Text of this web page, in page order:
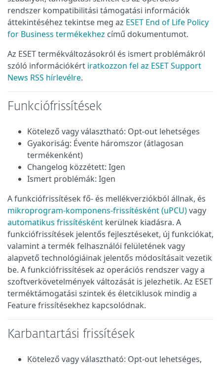
rendszer kompatibilitási támogatási információk
áttekintéséhez tekintse meg az ESET End of Life Policy
for Business termékekhez című dokumentumot.
Az ESET termékváltozásokról és ismert problémákról
szóló információkért iratkozzon fel az ESET Support
News RSS hírlevélre.
Funkciófrissítések
Kötelező vagy választható: Opt-out lehetséges
Gyakoriság: Évente háromszor (átlagosan
termékenként)
Changelog közzétett: Igen
Ismert problémák: Igen
A funkciófrissítések fő- és mellékverziókból állnak, és
mikroprogram-komponens-frissítésként (uPCU)vagy
automatikus frissítésként kerülnek kiadásra. A
funkciófrissítések jelentős fejlesztéseket, új funkciókat,
valamint a termék felhasználói felületének vagy
alapvető technológiáinak jelentős módosításait vezetik
be. A funkciófrissítések az operációs rendszer vagy a
szoftverkövetelmények változását is jelezhetik. Az ESET
terméktámogatási szintek és életciklusok mindig a
Feature frissítésekhez kapcsolódnak.
Karbantartási frissítések
Kötelező vagy választható: Opt-out lehetséges,